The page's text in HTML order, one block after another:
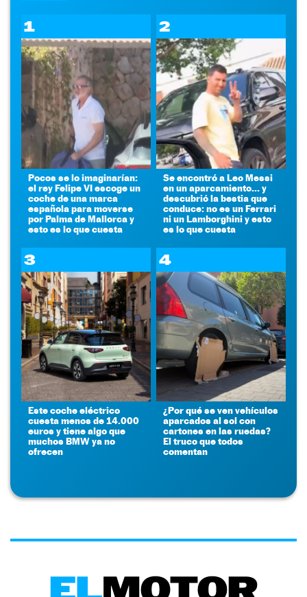
1
Pocos se lo imaginarían:
el rey Felipe VI escoge un
coche de una marca
española para moverse
por Palma de Mallorca y
esto es lo que cuesta
2
Se encontró a Leo Messi
en un aparcamiento... y
descubrió la bestia que
conduce: no es un Ferrari
ni un Lamborghini y esto
es lo que cuesta
3
Este coche eléctrico
cuesta menos de 14.000
euros y tiene algo que
muchos BMW ya no
ofrecen
4
¿Por qué se ven vehículos
aparcados al sol con
cartones en las ruedas?
El truco que todos
comentan